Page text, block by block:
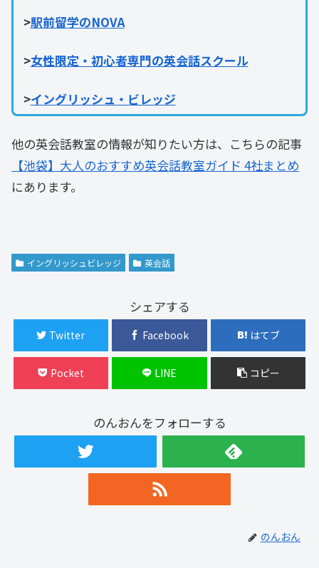
>駅前留学のNOVA
>女性限定・初心者専門の英会話スクール
>イングリッシュ・ビレッジ
他の英会話教室の情報が知りたい方は、こちらの記事
【池袋】大人のおすすめ英会話教室ガイド 4社まとめ
にあります。
イングリッシュビレッジ 英会話
シェアする
Twitter Facebook はてブ
Pocket LINE コピー
のんおんをフォローする
のんおん